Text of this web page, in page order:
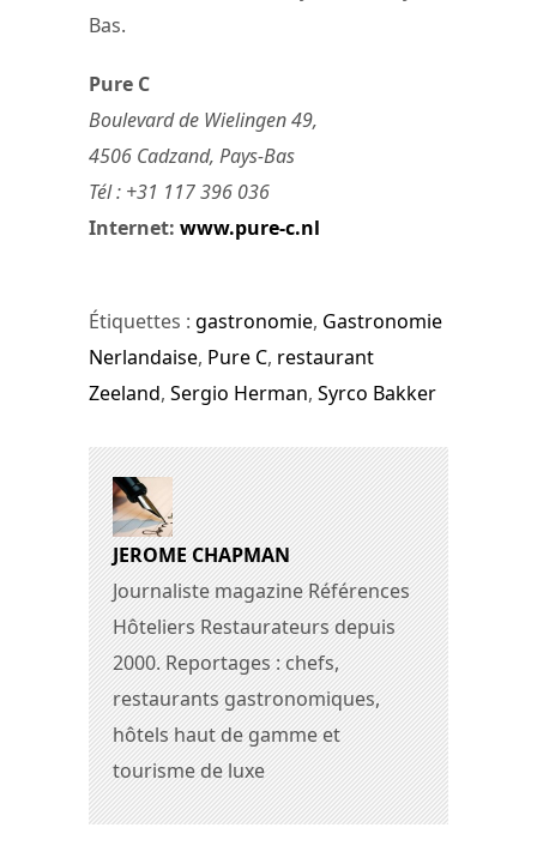
Bas.
Pure C
Boulevard de Wielingen 49,
4506 Cadzand, Pays-Bas
Tél : +31 117 396 036
Internet: www.pure-c.nl
Étiquettes : gastronomie, Gastronomie
Nerlandaise, Pure C, restaurant
Zeeland, Sergio Herman, Syrco Bakker
JEROME CHAPMAN
Journaliste magazine Références
Hôteliers Restaurateurs depuis
2000. Reportages : chefs,
restaurants gastronomiques,
hôtels haut de gamme et
tourisme de luxe